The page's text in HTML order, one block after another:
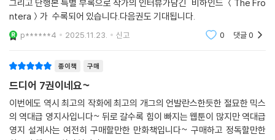
그리고 단행본 특별 부록으로 작가의 인터뷰가담긴 비하인드 ＜The Fro
ntera＞가 수록되어 있습니다.다음권도 기대됩니다.
p******4 2025.11.23. 신고 0 댓글0
종이책 구매
드디어 7권이네요~
이번에도 역시 최고의 작화에 최고의 개그의 언발란스한듯한 절묘한 믹스
의 역대급 영지사입니다~ 뒤로 갈수록 힘이 빠지는 웹툰이 많지만 역대급
영지 설계사는 여전히 구매할만한 만화책입니다~ 구매하고 정독할만한